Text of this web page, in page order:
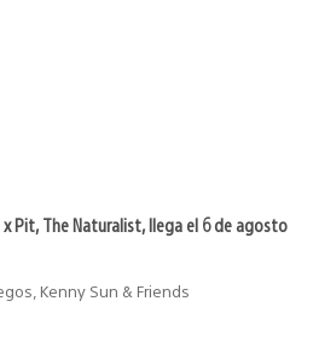
Pit, The Naturalist, llega el 6 de agosto
Kenny Sun & Friends